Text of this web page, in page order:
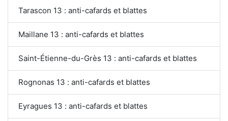
Tarascon 13 : anti-cafards et blattes
Maillane 13 : anti-cafards et blattes
Saint-Étienne-du-Grès 13 : anti-cafards et blattes
Rognonas 13 : anti-cafards et blattes
Eyragues 13 : anti-cafards et blattes